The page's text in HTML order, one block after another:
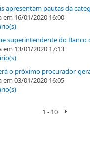
apresentam pautas da
em 16/01/2020 16:00
superintendente do
em 13/01/2020 17:13
o próximo procurador-
em 03/01/2020 16:05
1 - 10